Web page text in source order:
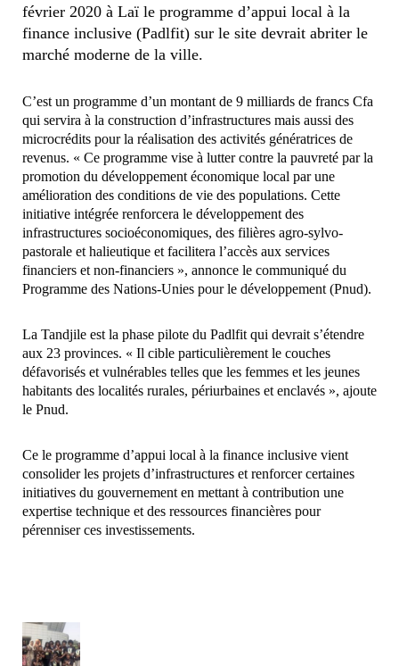
février 2020 à Laï le programme d’appui local à la
finance inclusive (Padlfit) sur le site devrait abriter le
marché moderne de la ville.
C’est un programme d’un montant de 9 milliards de francs Cfa
qui servira à la construction d’infrastructures mais aussi des
microcrédits pour la réalisation des activités génératrices de
revenus. « Ce programme vise à lutter contre la pauvreté par la
promotion du développement économique local par une
amélioration des conditions de vie des populations. Cette
initiative intégrée renforcera le développement des
infrastructures socioéconomiques, des filières agro-sylvo-
pastorale et halieutique et facilitera l’accès aux services
financiers et non-financiers », annonce le communiqué du
Programme des Nations-Unies pour le développement (Pnud).
La Tandjile est la phase pilote du Padlfit qui devrait s’étendre
aux 23 provinces. « Il cible particulièrement le couches
défavorisés et vulnérables telles que les femmes et les jeunes
habitants des localités rurales, périurbaines et enclavés », ajoute
le Pnud.
Ce le programme d’appui local à la finance inclusive vient
consolider les projets d’infrastructures et renforcer certaines
initiatives du gouvernement en mettant à contribution une
expertise technique et des ressources financières pour
pérenniser ces investissements.